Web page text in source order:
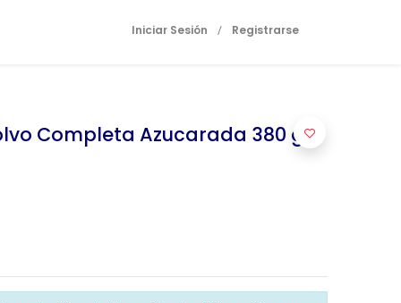
Iniciar Sesión / Registrarse
Completa Azucarada 380 gr